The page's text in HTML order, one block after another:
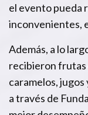
el evento pueda
inconvenientes,
Además, a lo
recibieron frutas
caramelos,
a través de